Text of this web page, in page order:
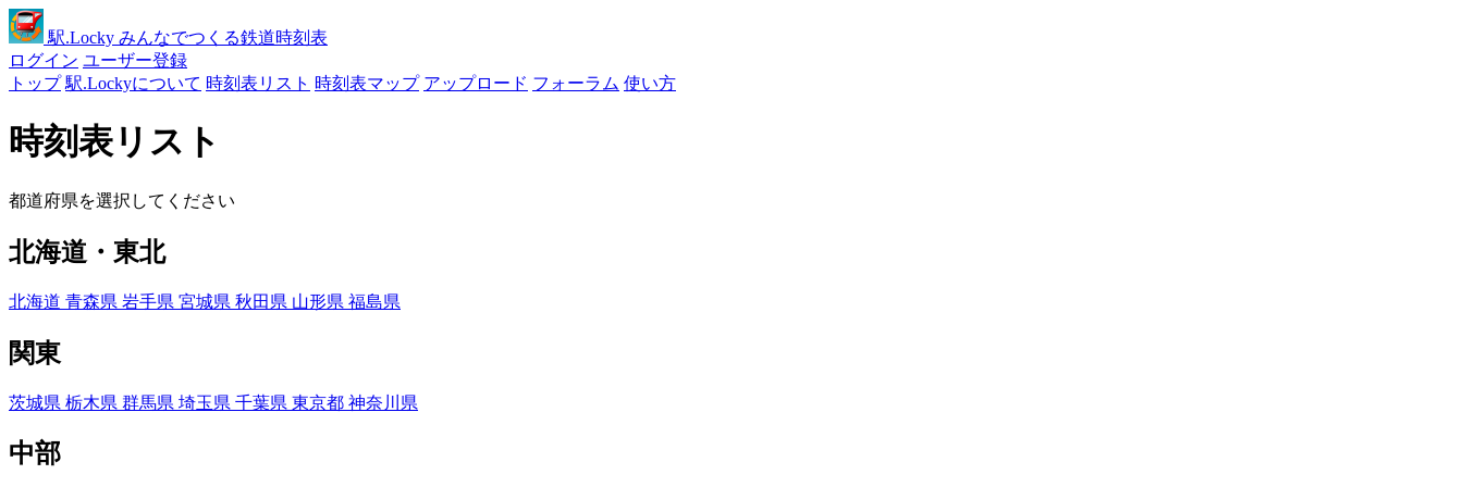
駅.Locky みんなでつくる鉄道時刻表
ログイン ユーザー登録
トップ 駅.Lockyについて 時刻表リスト 時刻表マップ アップロード フォーラム 使い方
時刻表リスト
都道府県を選択してください
北海道・東北
北海道 青森県 岩手県 宮城県 秋田県 山形県 福島県
関東
茨城県 栃木県 群馬県 埼玉県 千葉県 東京都 神奈川県
中部